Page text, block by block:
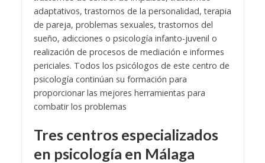
adaptativos, trastornos de la personalidad, terapia
de pareja, problemas sexuales, trastornos del
sueño, adicciones o psicología infanto-juvenil o
realización de procesos de mediación e informes
periciales. Todos los psicólogos de este centro de
psicología continúan su formación para
proporcionar las mejores herramientas para
combatir los problemas
Tres centros especializados
en psicología en Málaga